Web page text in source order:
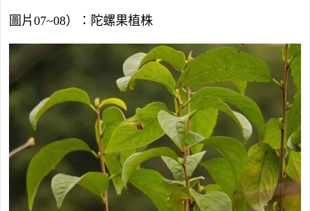
圖片07~08）：陀螺果植株